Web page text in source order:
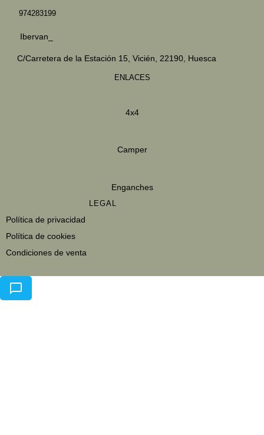
974283199
Ibervan_
C/Carretera de la Estación 15, Vicién, 22190, Huesca
ENLACES
4x4
Camper
Enganches
LEGAL
Política de privacidad
Política de cookies
Condiciones de venta
Envios y devoluciones
Política de datos